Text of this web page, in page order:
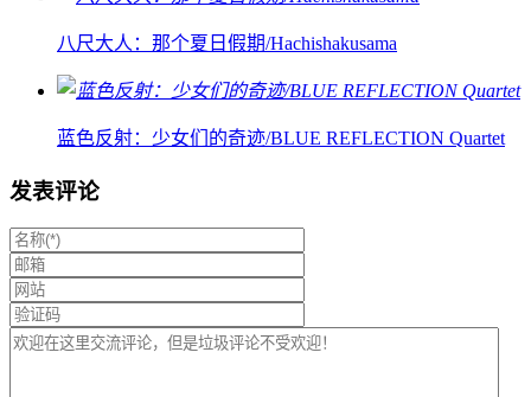
八尺大人：那个夏日假期/Hachishakusama
蓝色反射：少女们的奇迹/BLUE REFLECTION Quartet
发表评论